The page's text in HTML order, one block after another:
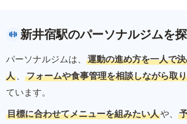
新井宿駅のパーソナルジムを
パーソナルジムは、
運動の進め方を一人で
人 、 フォームや食事管理を相談しながら取
ています。
目標に合わせてメニューを組みたい人や、